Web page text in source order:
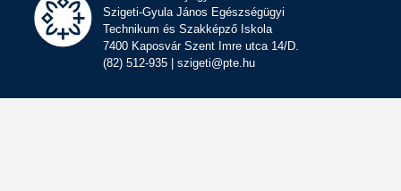
Szigeti-Gyula János Egészségügyi
Technikum és Szakképző Iskola
7400 Kaposvár Szent Imre utca 14/D.
(82) 512-935 | szigeti@pte.hu